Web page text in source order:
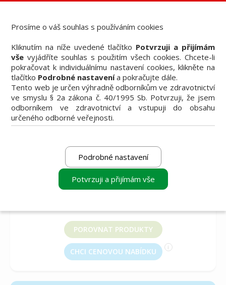
Knižní nabídka
Vzdělávací akce
Akční nabídky firem
Přehledy produktů
Inzerce
Předplatné / el. verze časopisů
k porovnání
vyberte produkt
k porovnání
k porovnání
POROVNAT PRODUKTY
CHCI CENOVOU NABÍDKU i
Prosíme o váš souhlas s používáním cookies
Kliknutím na níže uvedené tlačítko Potvrzuji a přijímám
vše vyjádříte souhlas s použitím všech cookies. Chcete-li
pokračovat k individuálnímu nastavení cookies, klikněte na
tlačítko Podrobné nastavenía pokračujte dále.
Tento web je určen výhradně odborníkům ve zdravotnictví
ve smyslu § 2a zákona č. 40/1995 Sb. Potvrzuji, že jsem
odborníkem ve zdravotnictví a vstupuji do obsahu
určeného odborné veřejnosti.
Podrobné nastavení
Potvrzuji a přijímám vše